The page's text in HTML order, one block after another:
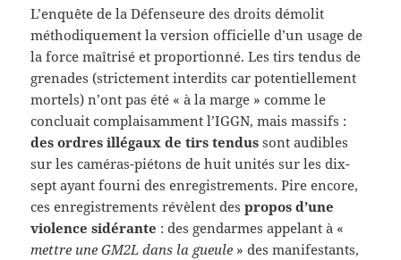
L’enquête de la Défenseure des droits démolit
méthodiquement la version officielle d’un usage de
la force maîtrisé et proportionné. Les tirs tendus de
grenades (strictement interdits car potentiellement
mortels) n’ont pas été « à la marge » comme le
concluait complaisamment l’IGGN, mais massifs :
des ordres illégaux de tirs tendus sont audibles
sur les caméras-piétons de huit unités sur les dix-
sept ayant fourni des enregistrements. Pire encore,
ces enregistrements révèlent despropos d’une
violence sidérante : des gendarmes appelant à «
mettre une GM2L dans la gueule » des manifestants,